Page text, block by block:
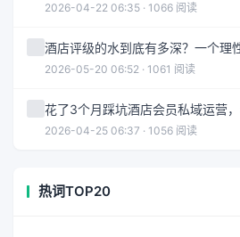
2026-04-22 06:35 · 1066 阅读
酒店评级的水到底有多深？一个理
2026-05-20 06:52 · 1061 阅读
花了3个月踩坑酒店会员私域运营
2026-04-25 06:37 · 1056 阅读
热词TOP20